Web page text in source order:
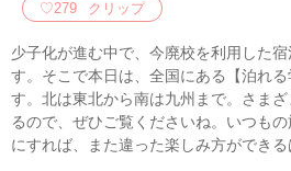
♡279 クリップ
少子化が進む中で、今廃校を利用した
す。そこで本日は、全国にある【泊れ
す。北は東北から南は九州まで。さま
るので、ぜひご覧くださいね。いつも
にすれば、また違った楽しみ方ができ